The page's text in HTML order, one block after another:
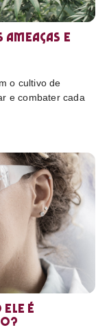
ameaças e
o cultivo de
e combater cada
ele é